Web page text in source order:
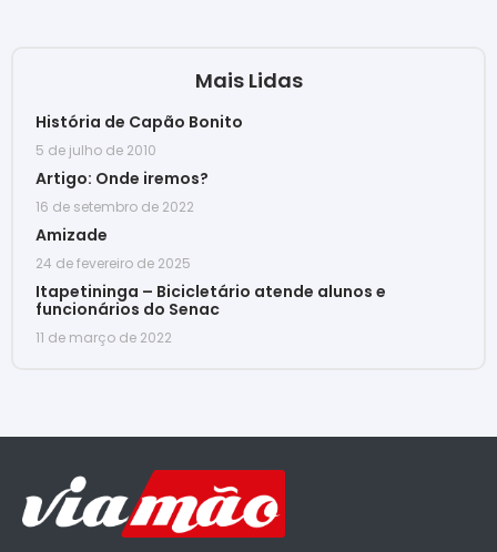
Mais Lidas
História de Capão Bonito
5 de julho de 2010
Artigo: Onde iremos?
16 de setembro de 2022
Amizade
24 de fevereiro de 2025
Itapetininga – Bicicletário atende alunos e
funcionários do Senac
11 de março de 2022